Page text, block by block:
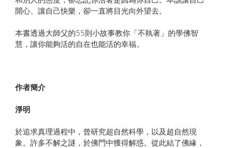
開心、讓自己快樂，卻一直將目光向外望去。
本書透過大師父的55則小故事教你「不執著」的學佛智
慧，讓你能夠活的自在也能活的幸福。
作者簡介
淨明
於追求真理過程中，曾研究超自然科學，以及超自然現
象。許多不解之謎，於佛門中獲得解惑。從此結了佛緣，